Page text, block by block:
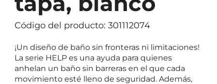
Código del producto: 301112074
¡Un diseño de baño sin fronteras ni limitaciones!
La serie HELP es una ayuda para quienes
anhelan un baño sin barreras en el que cada
movimiento esté lleno de seguridad. Además,